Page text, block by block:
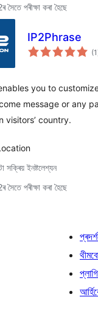
সৈতে পৰীক্ষা কৰা হৈছে
IP2Phrase
(1
you to
message or any
visitors’ country.
সক্ৰিয় ইনষ্টলেশ্যন
সৈতে পৰীক্ষা কৰা হৈছে